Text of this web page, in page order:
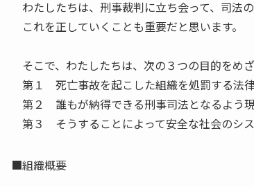
わたしたちは、刑事裁判に立ち会って、司法
これを正していくことも重要だと思います。
そこで、わたしたちは、次の３つの目的をめ
第１ 死亡事故を起こした組織を処罰する法
第２ 誰もが納得できる刑事司法となるよう
第３ そうすることによって安全な社会のシ
■組織概要